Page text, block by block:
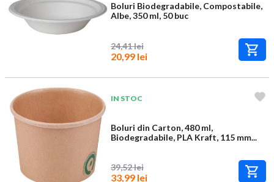
Boluri Biodegradabile, Compostabile,
Albe, 350 ml, 50 buc
24,41 lei
20,99 lei
IN STOC
Boluri din Carton, 480 ml,
Biodegradabile, PLA Kraft, 115 mm...
39,52 lei
33,99 lei